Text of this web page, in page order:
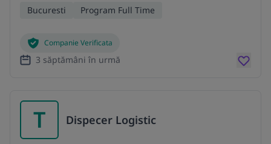
Bucuresti Program Full Time
Companie Verificata
3 săptămâni în urmă
T Dispecer Logistic